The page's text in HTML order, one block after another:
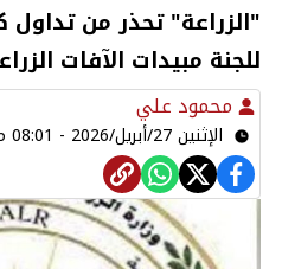
"الزراعة" تحذر من
للجنة مبيدات الآفات
محمود علي
الإثنين 27/أبريل/2026 - 08:01 م